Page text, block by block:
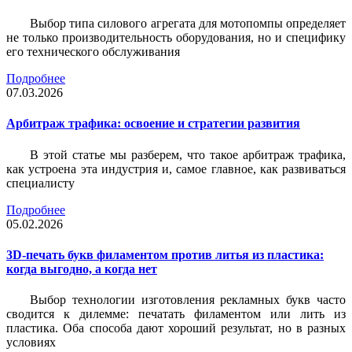
Выбор типа силового агрегата для мотопомпы определяет
не только производительность оборудования, но и специфику
его технического обслуживания
Подробнее
07.03.2026
Арбитраж трафика: освоение и стратегии развития
В этой статье мы разберем, что такое арбитраж трафика,
как устроена эта индустрия и, самое главное, как развиваться
специалисту
Подробнее
05.02.2026
3D-печать букв филаментом против литья из пластика:
когда выгодно, а когда нет
Выбор технологии изготовления рекламных букв часто
сводится к дилемме: печатать филаментом или лить из
пластика. Оба способа дают хороший результат, но в разных
условиях